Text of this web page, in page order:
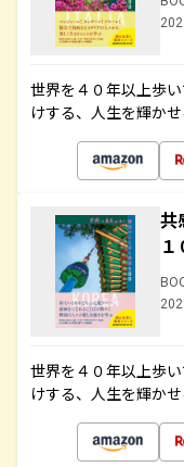
世界を４０年以上歩
けする、人生を輝か
共
１
世界を４０年以上歩
けする、人生を輝か